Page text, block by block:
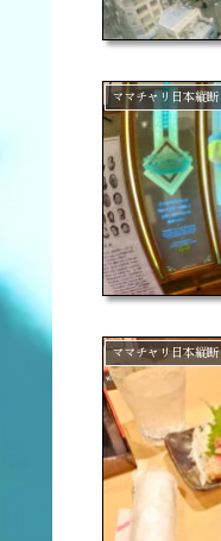
ママチャリ日本縦断
ママチャリ日本縦断